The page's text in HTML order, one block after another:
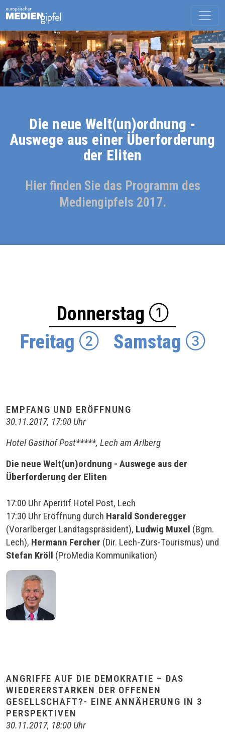
Die neue Welt(un)ordnung -
Auswege aus einer Überforderung
der Eliten
Hier finden Sie das Programm des
Mediengipfels 2017.
Donnerstag
Freitag
Samstag
EMPFANG UND ERÖFFNUNG
30.11.2017, 17:00 Uhr
Hotel Gasthof Post*****, Lech am Arlberg
Die neue Welt(un)ordnung - Auswege aus der
Überforderung der Eliten
17:00 Uhr Aperitif Hotel Post, Lech
17:30 Uhr Eröffnung durch Harald Sonderegger
(Vorarlberger Landtagspräsident), Ludwig Muxel (Bgm.
Lech), Hermann Fercher (Dir. Lech-Zürs-Tourismus) und
Stefan Kröll (ProMedia Kommunikation)
ANGRIFFE AUF DIE DEMOKRATIE – DAS
WIEDERERSTARKEN DER OFFENEN
GESELLSCHAFT?- EINE ANNÄHERUNG IN 3
PERSPEKTIVEN
30.11.2017, 18:00 Uhr